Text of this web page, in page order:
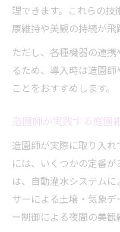
理できます。これらの
康維持や美観の持続が飛
ただし、各種機器の連
るため、導入時は造園
ことをおすすめします。
造園師が実践する庭園
造園師が実際に取り入
には、いくつかの定番
は、自動灌水システム
サーによる土壌・気象
ー制御による夜間の美観